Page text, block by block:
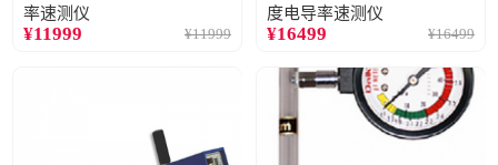
率速测仪
¥11999 ¥11999
度电导率速测仪
¥16499 ¥16499